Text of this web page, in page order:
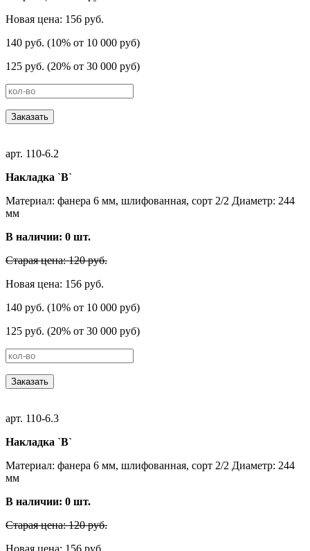
Новая цена: 156 руб.
140 руб. (10% от 10 000 руб)
125 руб. (20% от 30 000 руб)
Заказать
арт. 110-6.2
Накладка `В`
Материал: фанера 6 мм, шлифованная, сорт 2/2 Диаметр: 244
мм
В наличии: 0 шт.
Старая цена: 120 руб.
Новая цена: 156 руб.
140 руб. (10% от 10 000 руб)
125 руб. (20% от 30 000 руб)
Заказать
арт. 110-6.3
Накладка `В`
Материал: фанера 6 мм, шлифованная, сорт 2/2 Диаметр: 244
мм
В наличии: 0 шт.
Старая цена: 120 руб.
Новая цена: 156 руб.